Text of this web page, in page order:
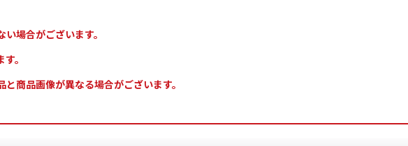
場合がございます。
。
商品画像が異なる場合がございます。